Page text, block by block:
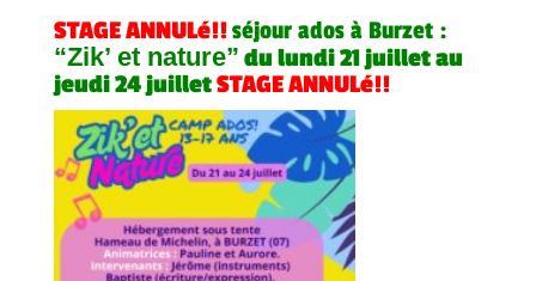
STAGE ANNULé!!séjour ados à Burzet :
“Zik’ et nature” du lundi 21 juillet au
jeudi 24 juilletSTAGE ANNULé!!